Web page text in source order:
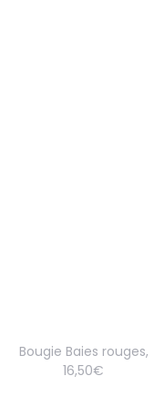
Bougie Baies rouges,
16,50€